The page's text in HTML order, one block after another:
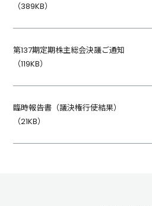
（389KB）
第137期定期株主総会決議ご通知
（119KB）
臨時報告書（議決権行使結果）
（21KB）